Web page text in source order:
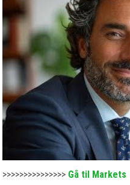
>>>>>>>>>>>>>>> Gå til Markets